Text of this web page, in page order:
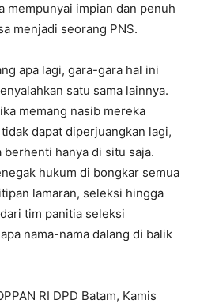
mempunyai impian dan penuh
menjadi seorang PNS.
apa lagi, gara-gara hal ini
satu sama lainnya.
memang nasib mereka
dapat diperjuangkan lagi,
hanya di situ saja.
hukum di bongkar semua
lamaran, seleksi hingga
tim panitia seleksi
nama-nama dalang di balik
RI DPD Batam, Kamis